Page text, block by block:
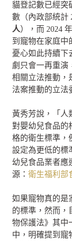
貓登記數已經突
數（內政部統計
人），而 2024
到寵物在家庭中
憂心如此持續下
劇只會一再重演
相關立法推動，
法案推動的立法
黃秀芳說，「人
對嬰幼兒食品的
格的衛生標準，
設定為更低的標
幼兒食品業者應
源： 衛生福利部
如果寵物真的是
的標準，然而，
物保護法》其中
中，明確提到寵